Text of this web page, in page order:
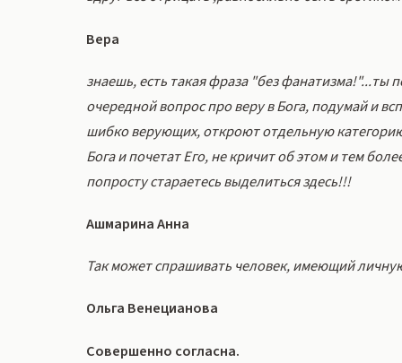
Вера
знаешь, есть такая фраза "без
очередной вопрос про веру в Бога, подумай и
шибко верующих, откроют отдельную
Бога и почетат Его, не кричит об этом и тем
попросту стараетесь выделиться здесь!!!
Ашмарина Анна
Так может спрашивать человек, имеющий
Ольга Венецианова
Совершенно согласна.